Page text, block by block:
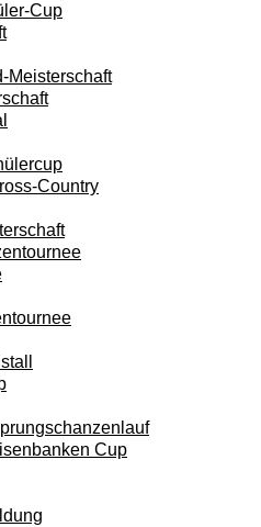
Cup
Meisterschaft
Country
Cup